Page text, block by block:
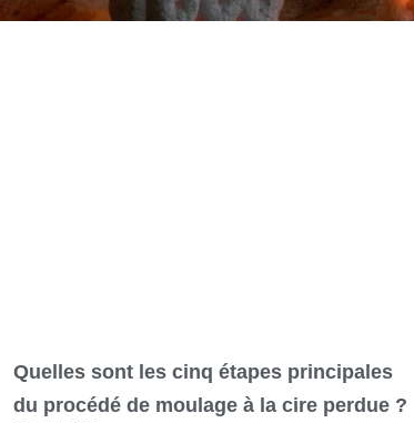
Quelles sont les cinq étapes principales
du procédé de moulage à la cire perdue ?